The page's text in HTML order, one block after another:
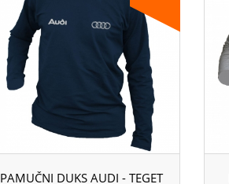
PAMUČNI DUKS AUDI - TEGET